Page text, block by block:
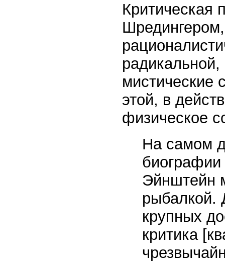
Критическая
радикальной,
мистические
этой, в
физическое
На самом
Эйнштейн
рыбалкой.
крупных
критика